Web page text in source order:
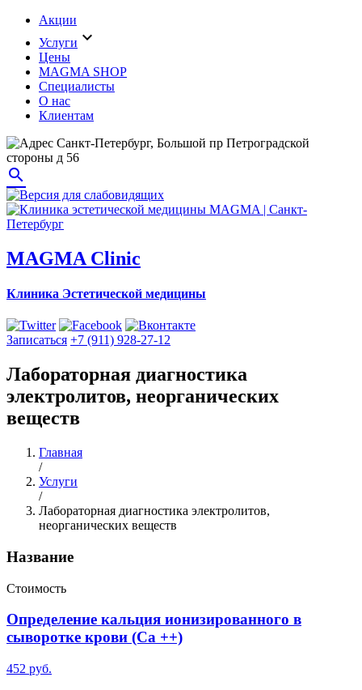
Акции
Услуги expand_more
Цены
MAGMA SHOP
Специалисты
О нас
Клиентам
Санкт-Петербург, Большой пр Петроградской
стороны д 56
search
MAGMA Clinic
Клиника Эстетической медицины
Записаться +7 (911) 928-27-12
Лабораторная диагностика
электролитов, неорганических
веществ
Главная
/
Услуги
/
Лабораторная диагностика электролитов,
неорганических веществ
Название
Стоимость
Определение кальция ионизированного в
сыворотке крови (Ca ++)
452 руб.